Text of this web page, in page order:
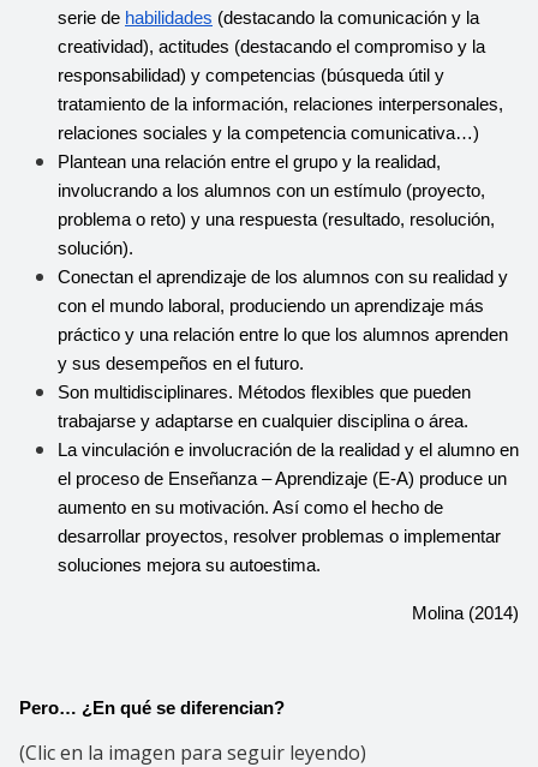
serie de habilidades (destacando la comunicación y la
creatividad), actitudes (destacando el compromiso y la
responsabilidad) y competencias (búsqueda útil y
tratamiento de la información, relaciones interpersonales,
relaciones sociales y la competencia comunicativa…)
Plantean una relación entre el grupo y la realidad,
involucrando a los alumnos con un estímulo (proyecto,
problema o reto) y una respuesta (resultado, resolución,
solución).
Conectan el aprendizaje de los alumnos con su realidad y
con el mundo laboral, produciendo un aprendizaje más
práctico y una relación entre lo que los alumnos aprenden
y sus desempeños en el futuro.
Son multidisciplinares. Métodos flexibles que pueden
trabajarse y adaptarse en cualquier disciplina o área.
La vinculación e involucración de la realidad y el alumno en
el proceso de Enseñanza – Aprendizaje (E-A) produce un
aumento en su motivación. Así como el hecho de
desarrollar proyectos, resolver problemas o implementar
soluciones mejora su autoestima.
Molina (2014)
Pero… ¿En qué se diferencian?
(Clic en la imagen para seguir leyendo)